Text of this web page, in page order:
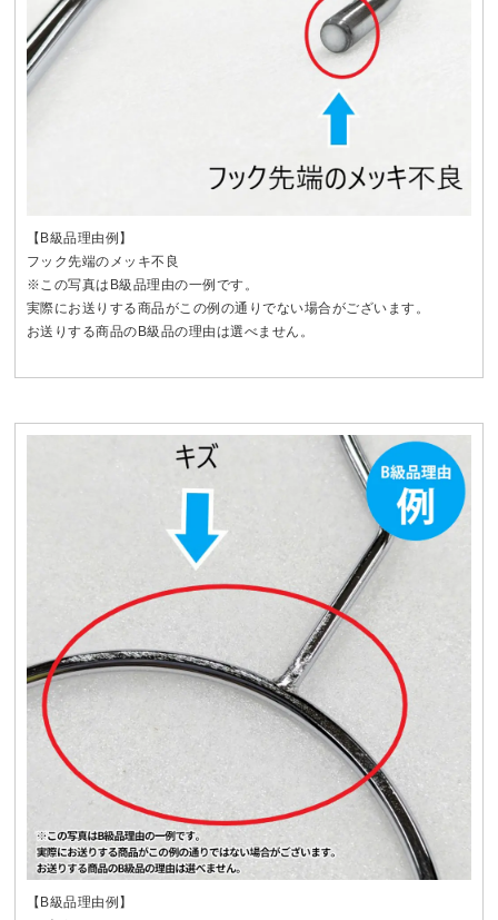
【B級品理由例】
フック先端のメッキ不良
※この写真はB級品理由の一例です。
実際にお送りする商品がこの例の通りでない場合がございます。
お送りする商品のB級品の理由は選べません。
【B級品理由例】